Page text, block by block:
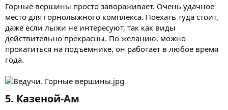
Горные вершины просто завораживает. Очень удачное
место для горнолыжного комплекса. Поехать туда стоит,
даже если лыжи не интересуют, так как виды
действительно прекрасны. По желанию, можно
прокатиться на подъемнике, он работает в любое время
года.
5. Казеной-Ам​